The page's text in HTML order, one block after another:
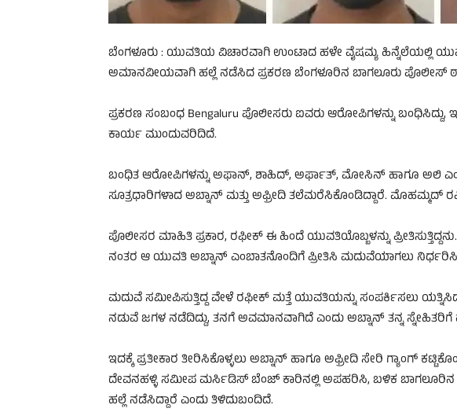
ಬೆಂಗಳೂರು : ಯುವತಿಯ ವಿಚಾರವಾಗಿ ಉಂಟಾದ ಹಳೇ ವೈಷಮ್ಯ ಹಿನ್ನೆಲೆಯಲ್ಲಿ
ಅಮಾನವೀಯವಾಗಿ ಹಲ್ಲೆ ನಡೆಸಿದ ಪ್ರಕರಣ ಬೆಂಗಳೂರಿನ ಬಾಗಲೂರು ಪೊಲೀಸ್
ಪ್ರಕರಣ ಸಂಬಂಧ Bengaluru ಪೊಲೀಸರು ಐವರು ಆರೋಪಿಗಳನ್ನು
ಕಾರ್ಯ ಮುಂದುವರಿದಿದೆ.
ಬಂಧಿತ ಆರೋಪಿಗಳನ್ನು ಅಫಾನ್, ಶಾಹಿದ್, ಅರ್ಫಾತ್, ಮೋಸಿನ್ ಹಾಗೂ ಅಲಿ
ಸೂತ್ರಧಾರಿಗಳಾದ ಅಬ್ನಾನ್ ಮತ್ತು ಅಫ್ರೀದಿ ತಲೆಮರೆಸಿಕೊಂಡಿದ್ದಾರೆ. ಮೊಹಮ್ಮದ್
ಪೊಲೀಸರ ಮಾಹಿತಿ ಪ್ರಕಾರ, ರಫೀಕ್ ಈ ಹಿಂದೆ ಯುವತಿಯೊಬ್ಬಳನ್ನು
ನಂತರ ಆ ಯುವತಿ ಅಬ್ನಾನ್ ಎಂಬಾತನೊಂದಿಗೆ ಪ್ರೀತಿಸಿ ಮದುವೆಯಾಗಲು
ಮದುವೆ ಸಮೀಪಿಸುತ್ತಿದ್ದ ವೇಳೆ ರಫೀಕ್ ಮತ್ತೆ ಯುವತಿಯನ್ನು ಸಂಪರ್ಕಿಸಲು
ನಡುವೆ ಜಗಳ ನಡೆದಿದ್ದು, ತನಗೆ ಅವಮಾನವಾಗಿದೆ ಎಂದು ಅಬ್ನಾನ್ ತನ್ನ ಸ್ನೇಹಿತರಿಗೆ
ಇದಕ್ಕೆ ಪ್ರತೀಕಾರ ತೀರಿಸಿಕೊಳ್ಳಲು ಅಬ್ನಾನ್ ಹಾಗೂ ಅಫ್ರೀದಿ ಸೇರಿ ಗ್ಯಾಂಗ್
ದೇವನಹಳ್ಳಿ ಸಮೀಪ ಮರ್ಸಿಡಿಸ್ ಬೆಂಜ್ ಕಾರಿನಲ್ಲಿ ಅಪಹರಿಸಿ, ಬಳಿಕ ಬಾಗಲೂರಿನ
ಹಲ್ಲೆ ನಡೆಸಿದ್ದಾರೆ ಎಂದು ತಿಳಿದುಬಂದಿದೆ.